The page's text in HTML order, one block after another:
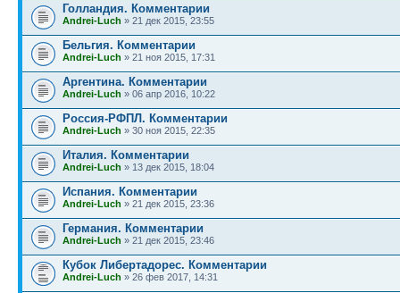
Голландия. Комментарии
Andrei-Luch » 21 дек 2015, 23:55
Бельгия. Комментарии
Andrei-Luch » 21 ноя 2015, 17:31
Аргентина. Комментарии
Andrei-Luch » 06 апр 2016, 10:22
Россия-РФПЛ. Комментарии
Andrei-Luch » 30 ноя 2015, 22:35
Италия. Комментарии
Andrei-Luch » 13 дек 2015, 18:04
Испания. Комментарии
Andrei-Luch » 21 дек 2015, 23:36
Германия. Комментарии
Andrei-Luch » 21 дек 2015, 23:46
Кубок Либертадорес. Комментарии
Andrei-Luch » 26 фев 2017, 14:31